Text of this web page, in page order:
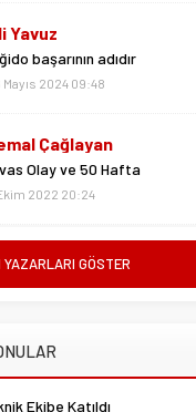
Çağlayan
Olay ve 50 Hafta
2022 20:24
Kulaksız
da sevgidendir
Mayıs 2024 06:53
Ateş
Yiğit
YAZARLARI GÖSTER
Ekibe Katıldı